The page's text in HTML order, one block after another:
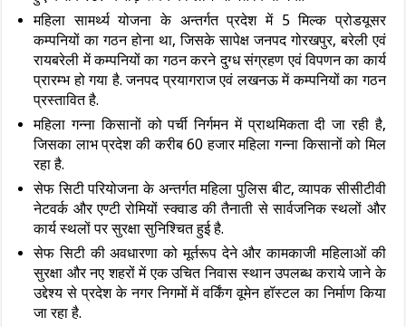
महिला सामर्थ्य योजना के अन्तर्गत प्रदेश में 5 मिल्क प्रोडयूसर
कम्पनियों का गठन होना था, जिसके सापेक्ष जनपद गोरखपुर, बरेली एवं
रायबरेली में कम्पनियों का गठन करने दुग्ध संग्रहण एवं विपणन का कार्य
प्रारम्भ हो गया है. जनपद प्रयागराज एवं लखनऊ में कम्पनियों का गठन
प्रस्तावित है.
महिला गन्ना किसानों को पर्ची निर्गमन में प्राथमिकता दी जा रही है,
जिसका लाभ प्रदेश की करीब 60 हजार महिला गन्ना किसानों को मिल
रहा है.
सेफ सिटी परियोजना के अन्तर्गत महिला पुलिस बीट, व्यापक सीसीटीवी
नेटवर्क और एण्टी रोमियों स्क्वाड की तैनाती से सार्वजनिक स्थलों और
कार्य स्थलों पर सुरक्षा सुनिश्चित हुई है.
सेफ सिटी की अवधारणा को मूर्तरूप देने और कामकाजी महिलाओं की
सुरक्षा और नए शहरों में एक उचित निवास स्थान उपलब्ध कराये जाने के
उद्देश्य से प्रदेश के नगर निगमों में वर्किंग वूमेन हॉस्टल का निर्माण किया
जा रहा है.